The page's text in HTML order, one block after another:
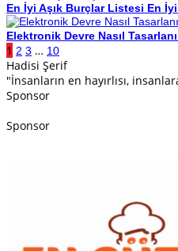
En İyi Aşık Burçlar Listesi En
Elektronik Devre Nasıl
1 2 3 … 10
Hadisi Şerif
"İnsanların en hayırlısı,
Sponsor
Sponsor